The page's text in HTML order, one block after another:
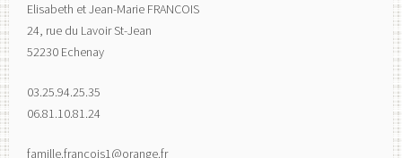
Elisabeth et Jean-Marie FRANCOIS
24, rue du Lavoir St-Jean
52230 Echenay
03.25.94.25.35
06.81.10.81.24
famille.francois1@orange.fr